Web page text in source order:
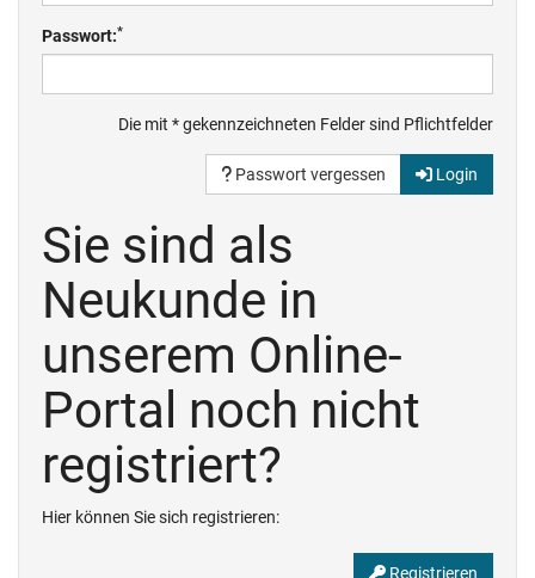
Passwort:*
Die mit * gekennzeichneten Felder sind Pflichtfelder
Passwort vergessen Login
Sie sind als
Neukunde in
unserem Online-
Portal noch nicht
registriert?
Hier können Sie sich registrieren:
Registrieren